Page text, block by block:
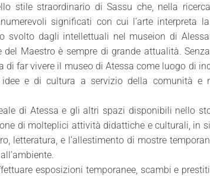
stile straordinario di Sassu che, nella
significati con cui l’arte interpreta
svolto dagli intellettuali nel museion di
Maestro è sempre di grande attualità.
di far vivere il museo di Atessa come luogo di
idee e di cultura a servizio della comunità e
di Atessa e gli altri spazi disponibili nello
di molteplici attività didattiche e culturali, in
letteratura, e l’allestimento di mostre
esposizioni temporanee, scambi e